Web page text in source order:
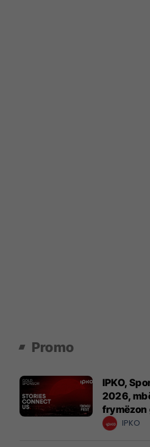
Promo
IPKO,
2026,
frymëzon
krijuesve
IPKO